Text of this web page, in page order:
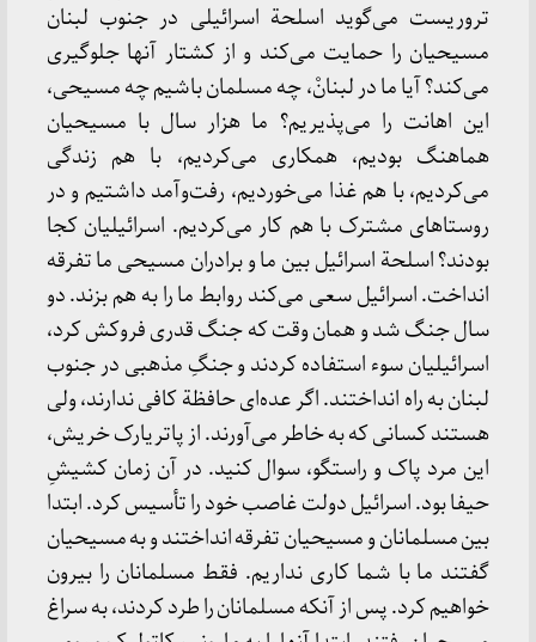
تروریست‌ می‌گوید اسلحة‌ اسرائیلی‌ در جنوب‌ لبنان‌
مسیحیان‌ را حمایت‌ می‌کند و از کشتار آنها جلوگیری‌
می‌کند؟ آیا ما در لبنانْ، چه‌ مسلمان‌ باشیم‌ چه‌ مسیحی‌،
این‌ اهانت‌ را می‌پذیریم‌؟ ما هزار سال‌ با مسیحیان‌
هماهنگ‌ بودیم‌، همکاری‌ می‌کردیم‌، با هم‌ زندگی‌
می‌کردیم‌، با هم‌ غذا می‌خوردیم‌، رفت‌وآمد داشتیم‌ و در
روستاهای‌ مشترک‌ با هم‌ کار می‌کردیم‌. اسرائیلیان‌ کجا
بودند؟ اسلحة‌ اسرائیل‌ بین‌ ما و برادران‌ مسیحی‌ ما تفرقه‌
انداخت‌. اسرائیل‌ سعی‌ می‌کند روابط‌ ما را به‌ هم‌ بزند. دو
سال‌ جنگ‌ شد و همان‌ وقت‌ که‌ جنگ‌ قدری‌ فروکش‌ کرد،
اسرائیلیان‌ سوء استفاده‌ کردند و جنگِ مذهبی‌ در جنوب‌
لبنان‌ به‌ راه‌ انداختند. اگر عده‌ای‌ حافظة‌ کافی‌ ندارند، ولی‌
هستند کسانی‌ که‌ به‌ خاطر می‌آورند. از پاتریارک‌ خریش‌،
این‌ مرد پاک‌ و راستگو، سوال‌ کنید. در آن‌ زمان‌ کشیشِ
حیفا بود. اسرائیل‌ دولت‌ غاصب‌ خود را تأسیس‌ کرد. ابتدا
بین‌ مسلمانان‌ و مسیحیان‌ تفرقه‌ انداختند و به‌ مسیحیان‌
گفتند ما با شما کاری‌ نداریم‌. فقط‌ مسلمانان‌ را بیرون‌
خواهیم‌ کرد. پس‌ از آنکه‌ مسلمانان‌ را طرد کردند، به‌ سراغ‌